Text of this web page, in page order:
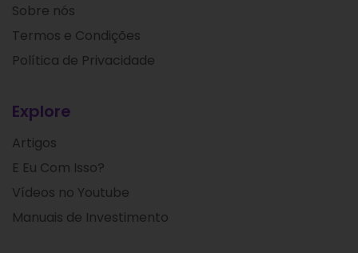
Sobre nós
Termos e Condições
Política de Privacidade
Explore
Artigos
E Eu Com Isso?
Vídeos no Youtube
Manuais de Investimento